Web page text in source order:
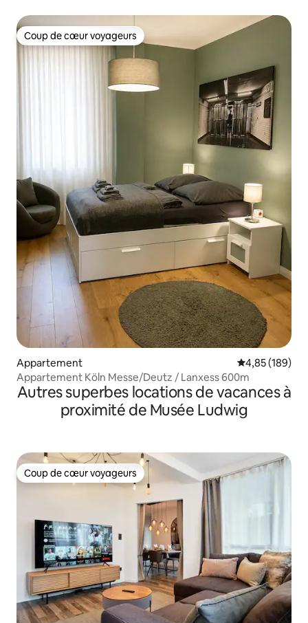
Coup de cœur voyageurs
Coup de cœur voyageurs
Appartement Évaluation
4,85 (189)
Appartement Köln Messe/Deutz / Lanxess 600m
Autres superbes locations de vacances à
proximité de Musée Ludwig
Coup de cœur voyageurs
Coup de cœur voyageurs